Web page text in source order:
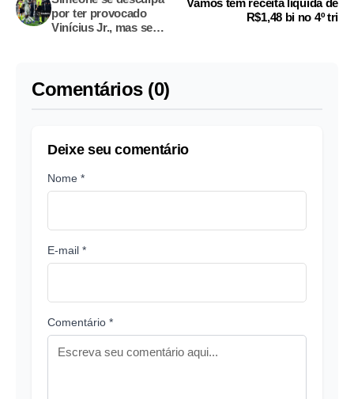
por ter provocado
Vinícius Jr., mas se
Vamos tem receita líquida de
R$1,48 bi no 4º tri
Comentários (0)
Deixe seu comentário
Nome *
E-mail *
Comentário *